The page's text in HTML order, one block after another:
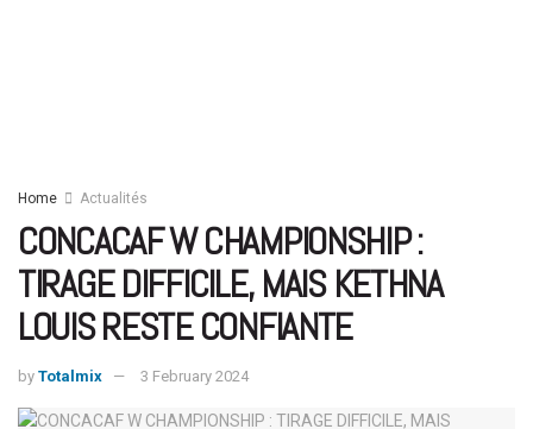
Home Actualités
CONCACAF W CHAMPIONSHIP :
TIRAGE DIFFICILE, MAIS KETHNA
LOUIS RESTE CONFIANTE
by Totalmix 3 February 2024